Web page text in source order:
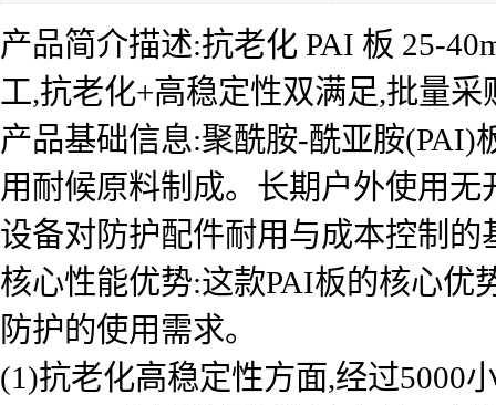
产品简介描述:抗老化 PAI 板 25-
工,抗老化+高稳定性双满足,批量采
产品基础信息:聚酰胺-酰亚胺(PAI)
用耐候原料制成。长期户外使用
设备对防护配件耐用与成本控制的
核心性能优势:这款PAI板的核心优
防护的使用需求。
(1)抗老化高稳定性方面,经过5000